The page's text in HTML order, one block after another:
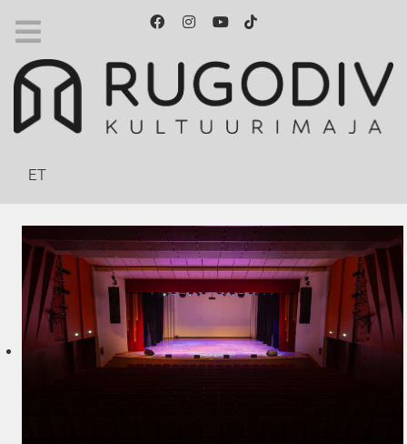
Выберите язык
ET